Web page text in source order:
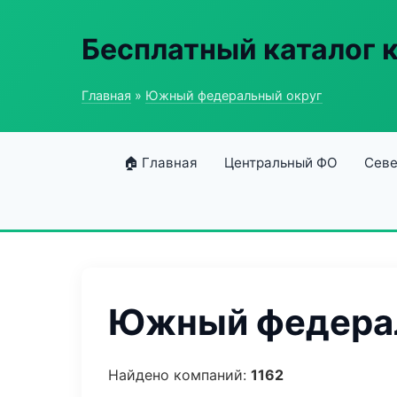
Бесплатный каталог
Главная » Южный федеральный округ
🏠 Главная Центральный ФО
Южный
Найдено компаний: 1162